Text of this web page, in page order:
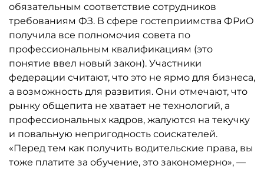
обязательным соответствие сотрудников
требованиям ФЗ. В сфере гостеприим­ства ФРиО
получила все полномочия совета по
профессиональным квалификациям (это
понятие ввел новый закон). Участники
федерации считают, что это не ярмо для бизнеса,
а возможность для развития. Они отмечают, что
рынку общепита не хватает не технологий, а
профессиональных кадров, жалуются на текучку
и повальную непригодность соискателей.
«Перед тем как получить водительские права, вы
тоже платите за обучение, это закономерно», —